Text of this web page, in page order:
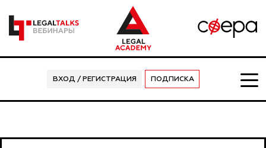
ВХОД / РЕГИСТРАЦИЯ ПОДПИСКА